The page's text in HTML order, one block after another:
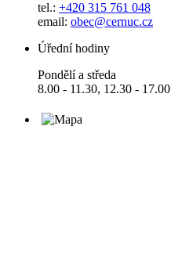
tel.: +420 315 761 048
email: obec@cernuc.cz
Úřední hodiny
Pondělí a středa
8.00 - 11.30, 12.30 - 17.00